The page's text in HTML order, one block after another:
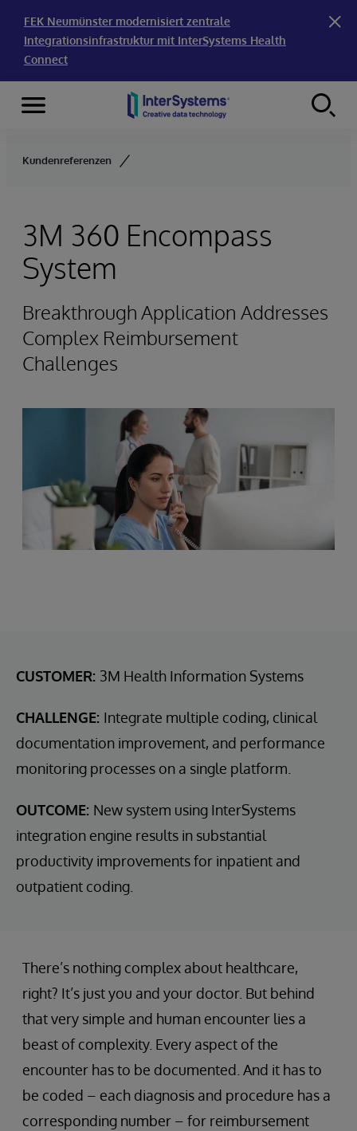
FEK Neumünster modernisiert zentrale
Integrationsinfrastruktur mit InterSystems Health
Connect
Skip to content
Menu
Kundenreferenzen
3M 360 Encompass
System
Breakthrough Application Addresses
Complex Reimbursement
Challenges
CUSTOMER: 3M Health Information Systems
CHALLENGE: Integrate multiple coding, clinical
documentation improvement, and performance
monitoring processes on a single platform.
OUTCOME: New system using InterSystems
integration engine results in substantial
productivity improvements for inpatient and
outpatient coding.
There’s nothing complex about healthcare,
right? It’s just you and your doctor. But behind
that very simple and human encounter lies a
beast of complexity. Every aspect of the
encounter has to be documented. And it has to
be coded – each diagnosis and procedure has a
corresponding number – for reimbursement